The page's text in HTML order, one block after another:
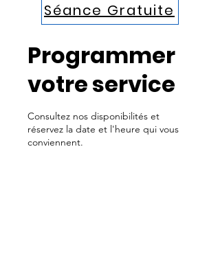
Séance Gratuite
Programmer
votre service
Consultez nos disponibilités et
réservez la date et l'heure qui vous
conviennent.